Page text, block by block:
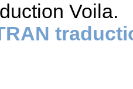
Voila.